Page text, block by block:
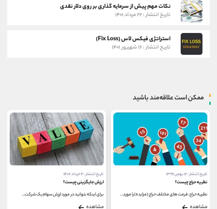
نکات مهم پیش از سرمایه گذاری بر روی دلار نقدی
تاریخ انتشار : ۲۲ مرداد ۱۴۰۱
استراتژی فیکس لاس (Fix Loss)
تاریخ انتشار : ۱۶ شهریور ۱۴۰۱
ممکن است علاقه‌مند باشید
تاریخ انتشار : ۱۲ بهمن ۱۳۹۹
نظریه حراج چیست؟
نظریه حراج، فرمت های مختلف حراج (مزایده) را مورد...
مشاهده
تاریخ انتشار : ۴ خرداد ۱۴۰۲
ارزش جایگزینی چیست؟
برای اینکه بتوانید در مورد ارزش سهام یک شرکت...
مشاهده